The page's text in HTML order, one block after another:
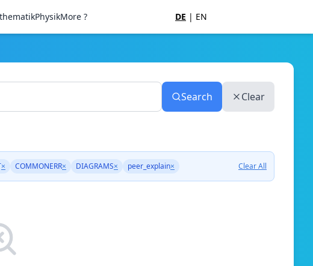
PhysikMore ? DE | EN
Search Clear
× COMMONERR× DIAGRAMS× peer_explain× Clear All